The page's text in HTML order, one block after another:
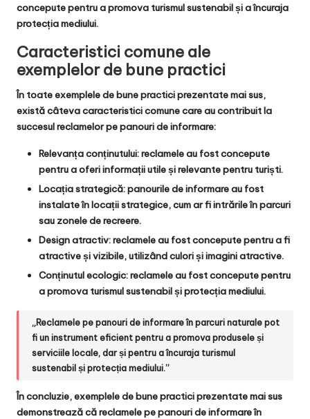
concepute pentru a promova turismul sustenabil și a încuraja
protecția mediului.
Caracteristici comune ale
exemplelor de bune practici
În toate exemplele de bune practici prezentate mai sus,
există câteva caracteristici comune care au contribuit la
succesul reclamelor pe panouri de informare:
Relevanța conținutului: reclamele au fost concepute
pentru a oferi informații utile și relevante pentru turiști.
Locația strategică: panourile de informare au fost
instalate în locații strategice, cum ar fi intrările în parcuri
sau zonele de recreere.
Design atractiv: reclamele au fost concepute pentru a fi
atractive și vizibile, utilizând culori și imagini atractive.
Conținutul ecologic: reclamele au fost concepute pentru
a promova turismul sustenabil și protecția mediului.
„Reclamele pe panouri de informare în parcuri naturale pot
fi un instrument eficient pentru a promova produsele și
serviciile locale, dar și pentru a încuraja turismul
sustenabil și protecția mediului.”
În concluzie, exemplele de bune practici prezentate mai sus
demonstrează că reclamele pe panouri de informare în